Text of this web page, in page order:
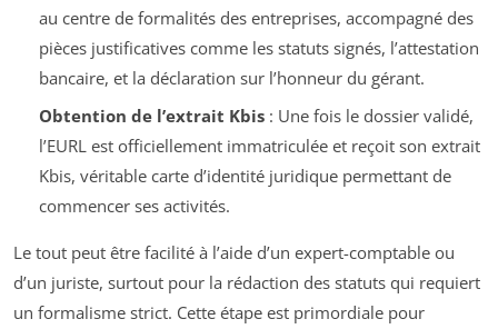
au centre de formalités des entreprises, accompagné des
pièces justificatives comme les statuts signés, l’attestation
bancaire, et la déclaration sur l’honneur du gérant.
Obtention de l’extrait Kbis: Une fois le dossier validé,
l’EURL est officiellement immatriculée et reçoit son extrait
Kbis, véritable carte d’identité juridique permettant de
commencer ses activités.
Le tout peut être facilité à l’aide d’un expert-comptable ou
d’un juriste, surtout pour la rédaction des statuts qui requiert
un formalisme strict. Cette étape est primordiale pour